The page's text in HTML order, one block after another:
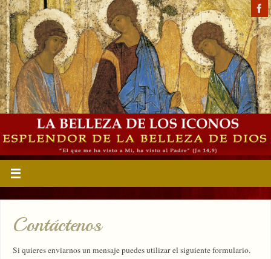
Contáctenos
Si quieres enviarnos un mensaje puedes utilizar el siguiente formulario.